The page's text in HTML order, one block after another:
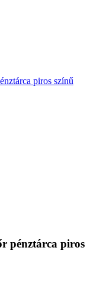
piros színű
pénztárca piros